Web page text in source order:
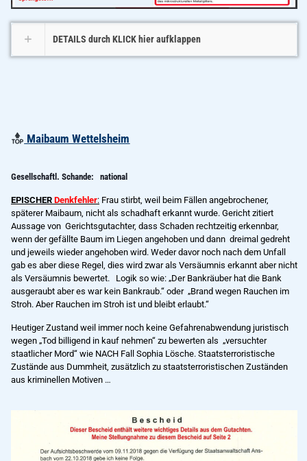
DETAILS durch KLICK hier aufklappen
Maibaum Wettelsheim
Gesellschaftl. Schande: national
EPISCHER Denkfehler: Frau stirbt, weil beim Fällen angebrochener,
späterer Maibaum, nicht als schadhaft erkannt wurde. Gericht zitiert
Aussage von Gerichtsgutachter, dass Schaden rechtzeitig erkennbar,
wenn der gefällte Baum im Liegen angehoben und dann dreimal gedreht
und jeweils wieder angehoben wird. Weder davor noch nach dem Unfall
gab es aber diese Regel, dies wird zwar als Versäumnis erkannt aber nicht
als Versäumnis bewertet. Logik so wie: „Der Bankräuber hat die Bank
ausgeraubt aber es war kein Bankraub.“ oder „Brand wegen Rauchen im
Stroh. Aber Rauchen im Stroh ist und bleibt erlaubt.“
Heutiger Zustand weil immer noch keine Gefahrenabwendung juristisch
wegen „Tod billigend in kauf nehmen“ zu bewerten als „versuchter
staatlicher Mord“ wie NACH Fall Sophia Lösche. Staatsterroristische
Zustände aus Dummheit, zusätzlich zu staatsterroristischen Zuständen
aus kriminellen Motiven …